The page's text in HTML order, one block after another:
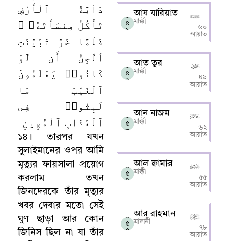
دَآبَّةُ ٱلْأَرْضِ
تَأْكُلُ مِنسَأَتَهُۥ ۖ
فَلَمَّا خَرَّ تَبَيَّنَتِ
ٱلْجِنُّ أَن لَّوْ
كَانُوا۟ يَعْلَمُونَ
ٱلْغَيْبَ مَا
لَبِثُوا۟ فِى
ٱلْعَذَابِ ٱلْمُهِينِ
১৪ ।
তারপর যখন
সুলাইমানের ওপর আমি
মৃত্যুর ফায়সালা প্রয়োগ
করলাম তখন
জিনদেরকে তাঁর মৃত্যুর
খবর দেবার মতো সেই
ঘুণ ছাড়া আর কোন
জিনিস ছিল না যা তাঁর
০
৫
১
আয যারিয়াত
মাক্কী
৬০
আয়াত
০
৫
২
আত তূর
মাক্কী
৪৯
আয়াত
০
৫
৩
আন নাজম
মাক্কী
৬২
আয়াত
০
৫
৪
আল ক্বামার
মাক্কী
৫৫
আয়াত
০
৫
৫
আর রাহমান
মাদানী
৭৮
আয়াত